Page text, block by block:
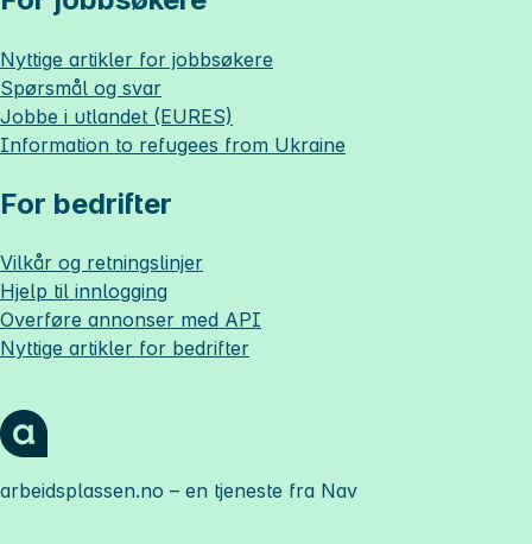
Nyttige artikler for jobbsøkere
Spørsmål og svar
Jobbe i utlandet (EURES)
Information to refugees from Ukraine
For bedrifter
Vilkår og retningslinjer
Hjelp til innlogging
Overføre annonser med API
Nyttige artikler for bedrifter
arbeidsplassen.no – en tjeneste fra Nav